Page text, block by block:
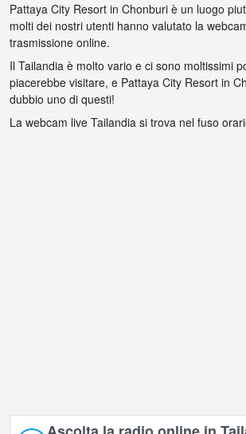
Pattaya City Resort in Chonburi è un luogo
molti dei nostri utenti hanno valutato la
trasmissione online.
Il Tailandia è molto vario e ci sono moltissimi
piacerebbe visitare, e Pattaya City Resort in
dubbio uno di questi!
La webcam live Tailandia si trova nel fuso